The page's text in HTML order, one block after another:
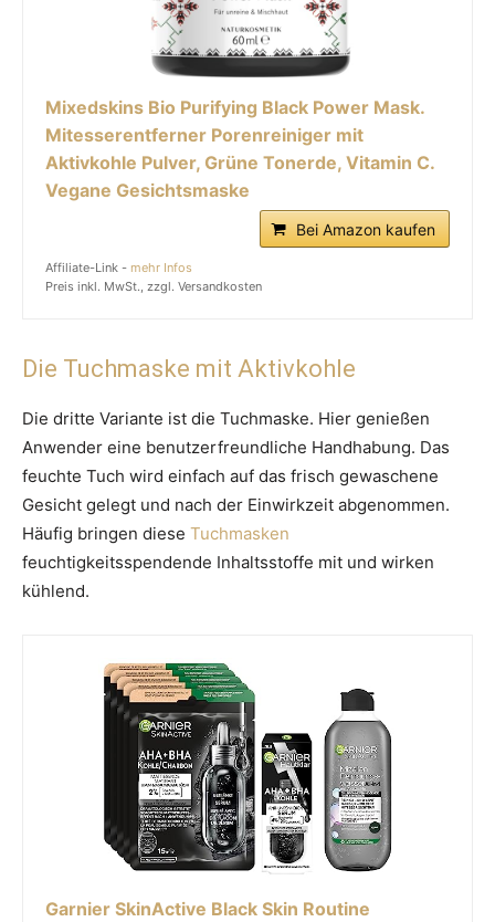
Mixedskins Bio Purifying Black Power Mask.
Mitesserentferner Porenreiniger mit
Aktivkohle Pulver, Grüne Tonerde, Vitamin C.
Vegane Gesichtsmaske
Bei Amazon kaufen
Affiliate-Link - mehr Infos
Preis inkl. MwSt., zzgl. Versandkosten
Die Tuchmaske mit Aktivkohle
Die dritte Variante ist die Tuchmaske. Hier genießen
Anwender eine benutzerfreundliche Handhabung. Das
feuchte Tuch wird einfach auf das frisch gewaschene
Gesicht gelegt und nach der Einwirkzeit abgenommen.
Häufig bringen diese Tuchmasken
feuchtigkeitsspendende Inhaltsstoffe mit und wirken
kühlend.
Garnier SkinActive Black Skin Routine